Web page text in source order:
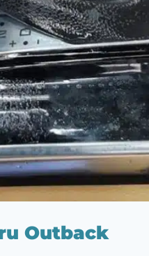
Outback